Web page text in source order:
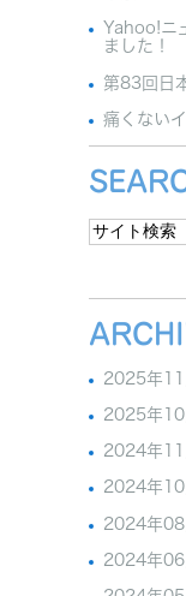
Yahoo!ニ
ました！
第83回日
痛くない
2025年11
2025年10
2024年11
2024年10
2024年08
2024年06